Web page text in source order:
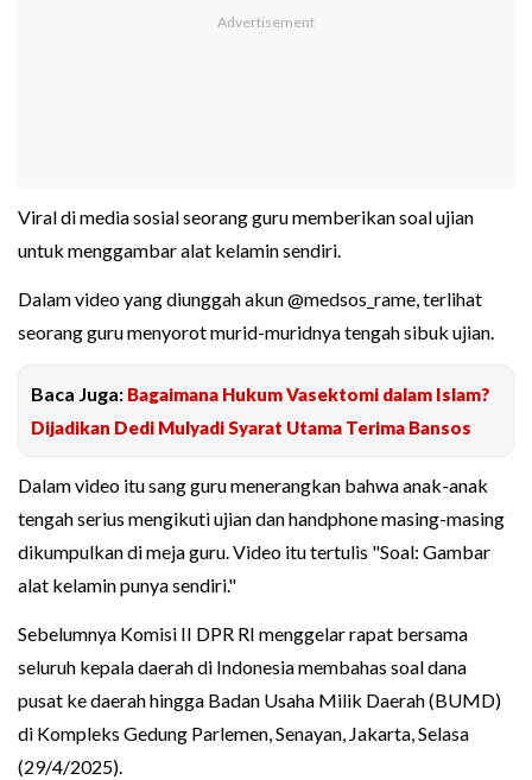
Viral di media sosial seorang guru memberikan soal ujian
untuk menggambar alat kelamin sendiri.
Dalam video yang diunggah akun @medsos_rame, terlihat
seorang guru menyorot murid-muridnya tengah sibuk ujian.
Baca Juga: Bagaimana Hukum Vasektomi dalam Islam?
Dijadikan Dedi Mulyadi Syarat Utama Terima Bansos
Dalam video itu sang guru menerangkan bahwa anak-anak
tengah serius mengikuti ujian dan handphone masing-masing
dikumpulkan di meja guru. Video itu tertulis "Soal: Gambar
alat kelamin punya sendiri."
Sebelumnya Komisi II DPR RI menggelar rapat bersama
seluruh kepala daerah di Indonesia membahas soal dana
pusat ke daerah hingga Badan Usaha Milik Daerah (BUMD)
di Kompleks Gedung Parlemen, Senayan, Jakarta, Selasa
(29/4/2025).